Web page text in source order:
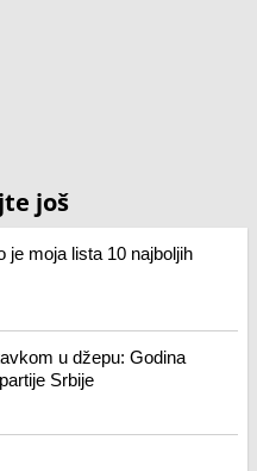
još
je moja lista 10 najboljih
u džepu: Godina
Srbije